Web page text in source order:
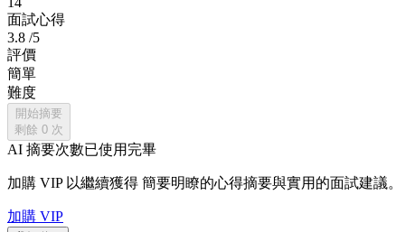
面試心得
3.8 /5
評價
簡單
難度
開始摘要
剩餘 0 次
AI 摘要次數已使用完畢
加購 VIP 以繼續獲得 簡要明瞭的心得摘要與實用的面試建議。
加購 VIP